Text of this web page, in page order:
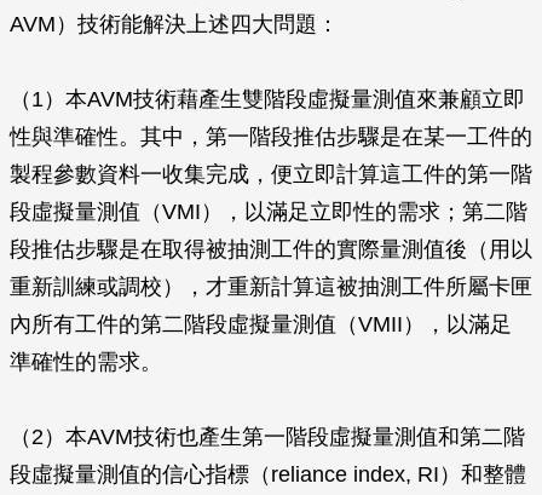
AVM）技術能解決上述四大問題：
（1）本AVM技術藉產生雙階段虛擬量測值來兼顧立即
性與準確性。其中，第一階段推估步驟是在某一工件的
製程參數資料一收集完成，便立即計算這工件的第一階
段虛擬量測值（VMI），以滿足立即性的需求；第二階
段推估步驟是在取得被抽測工件的實際量測值後（用以
重新訓練或調校），才重新計算這被抽測工件所屬卡匣
內所有工件的第二階段虛擬量測值（VMII），以滿足
準確性的需求。
（2）本AVM技術也產生第一階段虛擬量測值和第二階
段虛擬量測值的信心指標（reliance index, RI）和整體